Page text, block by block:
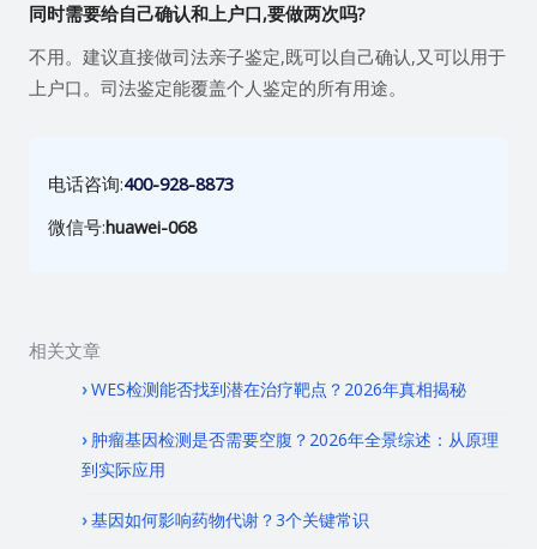
同时需要给自己确认和上户口,要做两次吗?
不用。建议直接做司法亲子鉴定,既可以自己确认,又可以用于
上户口。司法鉴定能覆盖个人鉴定的所有用途。
电话咨询:400-928-8873
微信号:huawei-068
相关文章
WES检测能否找到潜在治疗靶点？2026年真相揭秘
肿瘤基因检测是否需要空腹？2026年全景综述：从原理
到实际应用
基因如何影响药物代谢？3个关键常识